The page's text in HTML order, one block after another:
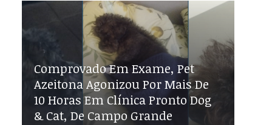
Comprovado Em Exame, Pet
Azeitona Agonizou Por Mais De
10 Horas Em Clínica Pronto Dog
& Cat, De Campo Grande